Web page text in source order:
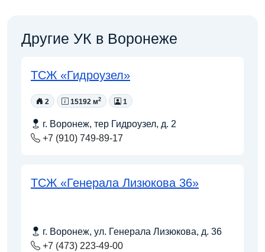
Другие УК в Воронеже
ТСЖ «Гидроузел»
2 15192 м2 1
г. Воронеж, тер Гидроузел, д. 2
+7 (910) 749-89-17
ТСЖ «Генерала Лизюкова 36»
г. Воронеж, ул. Генерала Лизюкова, д. 36
+7 (473) 223-49-00